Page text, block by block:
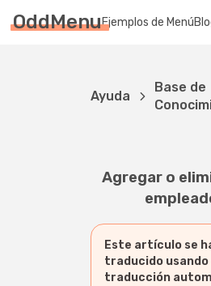
OddMenuEjemplos de Menú
Ayuda
Base de
Agregar o
Este artículo se
traducido usando
traducción